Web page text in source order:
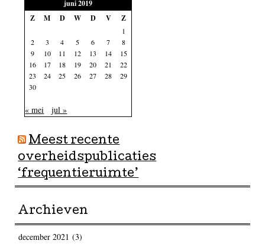
juni 2019
Z
M D W D V Z
1
2
3 4 5 6 7
8
9
10 11 12 13 14
15
16
17 18 19 20 21
22
23
24 25 26 27 28
29
30
« mei jul »
Meest recente
overheidspublicaties
‘frequentieruimte’
Archieven
december 2021 (3)